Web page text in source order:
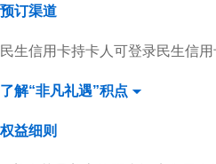
预订渠道
民生信用卡持卡人可登录民生信
了解“非凡礼遇”积点
权益细则